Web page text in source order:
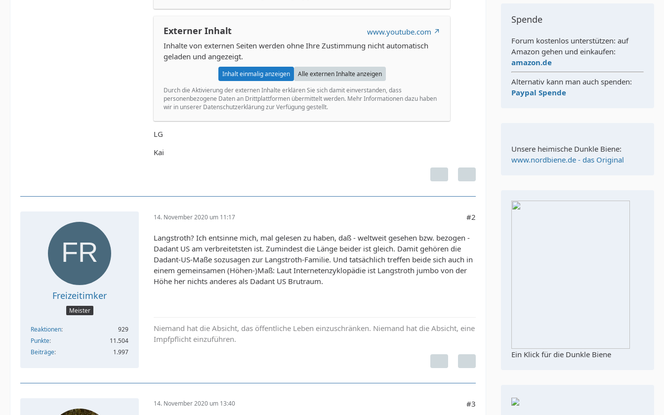
Externer Inhalt
www.youtube.com
Inhalte von externen Seiten werden ohne Ihre Zustimmung nicht automatisch
geladen und angezeigt.
Inhalt einmalig anzeigen
Alle externen Inhalte anzeigen
Durch die Aktivierung der externen Inhalte erklären Sie sich damit einverstanden, dass
personenbezogene Daten an Drittplattformen übermittelt werden. Mehr Informationen dazu haben
wir in unserer Datenschutzerklärung zur Verfügung gestellt.
LG
Kai
Freizeitimker
Meister
Reaktionen
929
Punkte
11.504
Beiträge
1.997
14. November 2020 um 11:17 #2
Langstroth? Ich entsinne mich, mal gelesen zu haben, daß - weltweit gesehen bzw. bezogen -
Dadant US am verbreitetsten ist. Zumindest die Länge beider ist gleich. Damit gehören die
Dadant-US-Maße sozusagen zur Langstroth-Familie. Und tatsächlich treffen beide sich auch in
einem gemeinsamen (Höhen-)Maß: Laut Internetenzyklopädie ist Langstroth jumbo von der
Höhe her nichts anderes als Dadant US Brutraum.
Niemand hat die Absicht, das öffentliche Leben einzuschränken. Niemand hat die Absicht, eine
Impfpflicht einzuführen.
14. November 2020 um 13:40 #3
Spende
Forum kostenlos unterstützen: auf
Amazon gehen und einkaufen:
amazon.de
Alternativ kann man auch spenden:
Paypal Spende
Unsere heimische Dunkle Biene:
www.nordbiene.de - das Original
Ein Klick für die Dunkle Biene